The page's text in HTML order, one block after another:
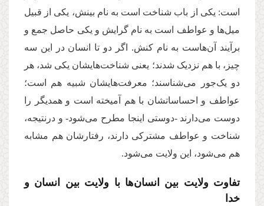
است: یکی از باب شناخت است به نام بینش، یکی از قبیل
میل‌ها و عواطف است به نام گرایش و یکی حاصل جمع و
برآیند آن‌هاست به نام کنش. اگر دو تا انسان در این سه
چیز، با هم نزدیک شدند؛ یعنی شناخت‌هایشان یکی شد، هر
دو یک‌جور می‌شناسند؛ معرفت‌هایشان شبیه هم است؛
عواطف و احساساتشان با هم آمیخته است و همدیگر را
دوست می‌دارند -دوستی اینجا مطرح می‌شود- و درنتیجه،
شناخت و عواطف مشترکی دارند، رفتارشان هم مشابه
هم می‌شود، این ولایت می‌شود.
تفاوت ولایت بین انسان‌ها با ولایت بین انسان و
خدا